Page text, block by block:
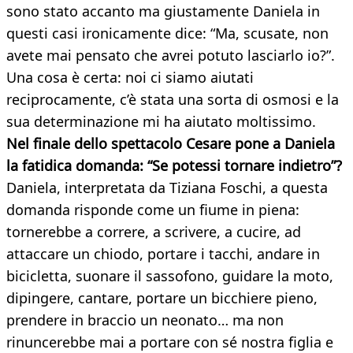
sono stato accanto ma giustamente Daniela in
questi casi ironicamente dice: “Ma, scusate, non
avete mai pensato che avrei potuto lasciarlo io?”.
Una cosa è certa: noi ci siamo aiutati
reciprocamente, c’è stata una sorta di osmosi e la
sua determinazione mi ha aiutato moltissimo.
Nel finale dello spettacolo Cesare pone a Daniela
la fatidica domanda: “Se potessi tornare indietro”?
Daniela, interpretata da Tiziana Foschi, a questa
domanda risponde come un fiume in piena:
tornerebbe a correre, a scrivere, a cucire, ad
attaccare un chiodo, portare i tacchi, andare in
bicicletta, suonare il sassofono, guidare la moto,
dipingere, cantare, portare un bicchiere pieno,
prendere in braccio un neonato… ma non
rinuncerebbe mai a portare con sé nostra figlia e